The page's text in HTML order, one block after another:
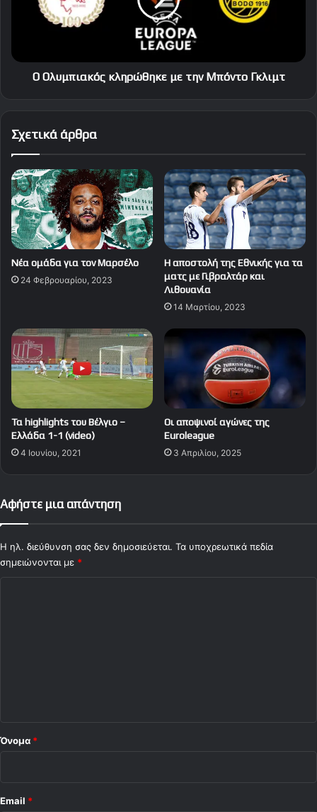
Μπόντο
Ο Ολυμπιακός κληρώθηκε με την Μπόντο Γκλιμτ
Σχετικά άρθρα
Νέα ομάδα για τον Μαρσέλο
24 Φεβρουαρίου, 2023
Η αποστολή της Εθνικής για τα
ματς με Γιβραλτάρ και
Λιθουανία
14 Μαρτίου, 2023
Τα highlights του Βέλγιο –
Ελλάδα 1-1 (video)
4 Ιουνίου, 2021
Οι αποψινοί αγώνες της
Euroleague
3 Απριλίου, 2025
Αφήστε μια απάντηση
Η ηλ. διεύθυνση σας δεν δημοσιεύεται. Τα υποχρεωτικά πεδία
σημειώνονται με *
Όνομα *
Email *